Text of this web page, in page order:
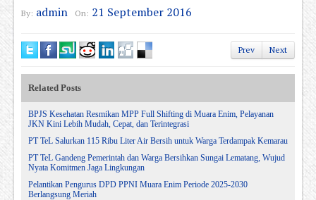
By: admin On: 21 September 2016
Prev Next
Related Posts
BPJS Kesehatan Resmikan MPP Full Shifting di Muara Enim, Pelayanan
JKN Kini Lebih Mudah, Cepat, dan Terintegrasi
PT TeL Salurkan 115 Ribu Liter Air Bersih untuk Warga Terdampak Kemarau
PT TeL Gandeng Pemerintah dan Warga Bersihkan Sungai Lematang, Wujud
Nyata Komitmen Jaga Lingkungan
Pelantikan Pengurus DPD PPNI Muara Enim Periode 2025-2030
Berlangsung Meriah